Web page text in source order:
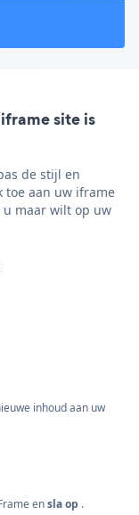
site is
de stijl en
toe aan uw iframe
maar wilt op uw
inhoud aan uw
ensla op .